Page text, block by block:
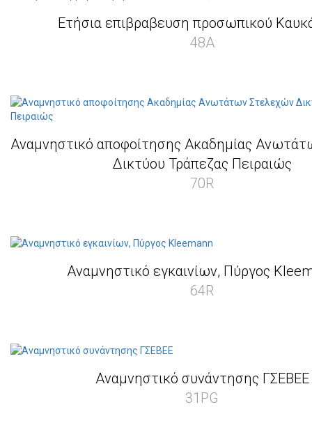
Ετήσια επιβραβευση προσωπικού
48Α
Αναμνηστικό αποφοίτησης Ακαδημίας
Δικτύου Τράπεζας Πειραιώς
70R
Αναμνηστικό εγκαινίων, Πύργος
64R
Αναμνηστικό συνάντησης ΓΣΕΒΕΕ
31PG